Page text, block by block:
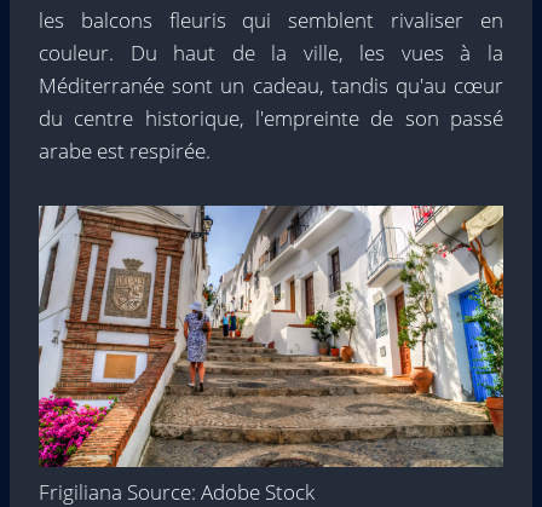
les balcons fleuris qui semblent rivaliser en
couleur. Du haut de la ville, les vues à la
Méditerranée sont un cadeau, tandis qu'au cœur
du centre historique, l'empreinte de son passé
arabe est respirée.
Frigiliana Source: Adobe Stock